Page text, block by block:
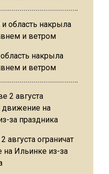
накрыла
и ветром
августа ограничат
Ильинке из-за